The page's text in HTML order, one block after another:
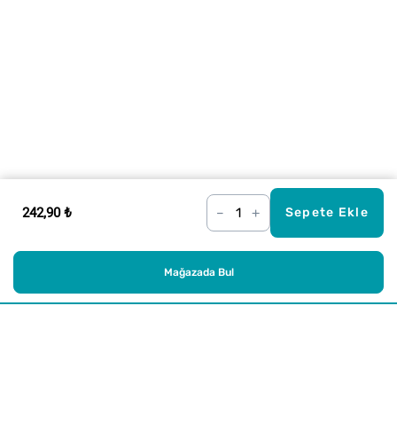
242,90 ₺ – + Sepete Ekle
Mağazada Bul